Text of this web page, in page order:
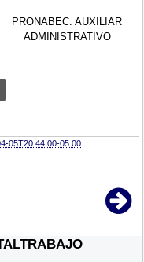
PRONABEC: AUXILIAR
ADMINISTRATIVO
05T20:44:00-05:00